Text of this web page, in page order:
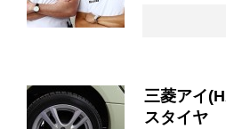
三菱アイ
スタイヤ